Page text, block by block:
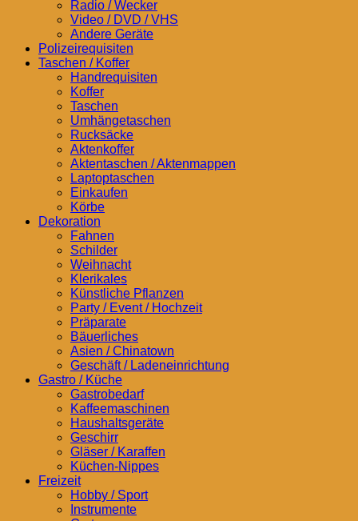
Radio / Wecker
Video / DVD / VHS
Andere Geräte
Polizeirequisiten
Taschen / Koffer
Handrequisiten
Koffer
Taschen
Umhängetaschen
Rucksäcke
Aktenkoffer
Aktentaschen / Aktenmappen
Laptoptaschen
Einkaufen
Körbe
Dekoration
Fahnen
Schilder
Weihnacht
Klerikales
Künstliche Pflanzen
Party / Event / Hochzeit
Präparate
Bäuerliches
Asien / Chinatown
Geschäft / Ladeneinrichtung
Gastro / Küche
Gastrobedarf
Kaffeemaschinen
Haushaltsgeräte
Geschirr
Gläser / Karaffen
Küchen-Nippes
Freizeit
Hobby / Sport
Instrumente